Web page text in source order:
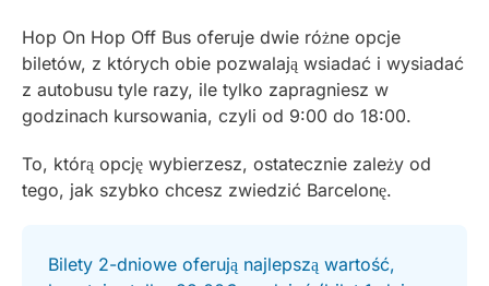
Hop On Hop Off Bus oferuje dwie różne opcje
biletów, z których obie pozwalają wsiadać i wysiadać
z autobusu tyle razy, ile tylko zapragniesz w
godzinach kursowania, czyli od 9:00 do 18:00.
To, którą opcję wybierzesz, ostatecznie zależy od
tego, jak szybko chcesz zwiedzić Barcelonę.
Bilety 2-dniowe oferują najlepszą wartość,